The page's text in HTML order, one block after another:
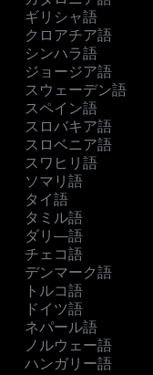
ギリシャ語
クロアチア語
シンハラ語
ジョージア語
スウェーデン語
スペイン語
スロバキア語
スロベニア語
スワヒリ語
ソマリ語
タイ語
タミル語
ダリ―語
チェコ語
デンマーク語
トルコ語
ドイツ語
ネパール語
ノルウェー語
ハンガリー語